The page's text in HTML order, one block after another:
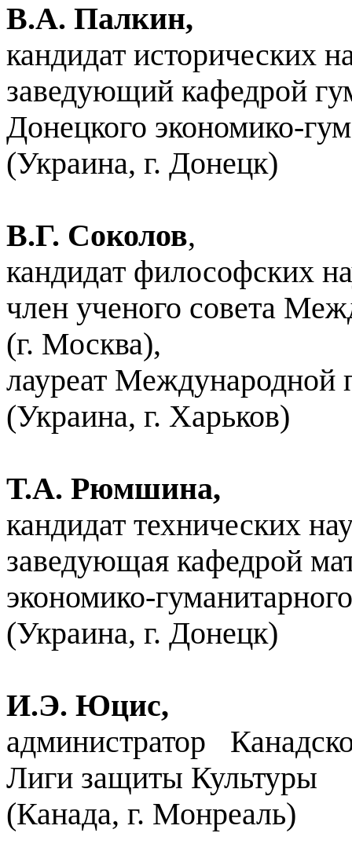
В.А. Палкин,
кандидат исторических
заведующий кафедрой
Донецкого экономико-
(Украина, г. Донецк)
В.Г. Соколов,
кандидат философских
член ученого совета
(г. Москва),
лауреат
(Украина, г. Харьков)
Т.А. Рюмшина,
кандидат технических
заведующая кафедрой
экономико-
(Украина, г. Донецк)
И.Э. Юцис,
администратор
Лиги защиты Культуры
(Канада, г. Монреаль)